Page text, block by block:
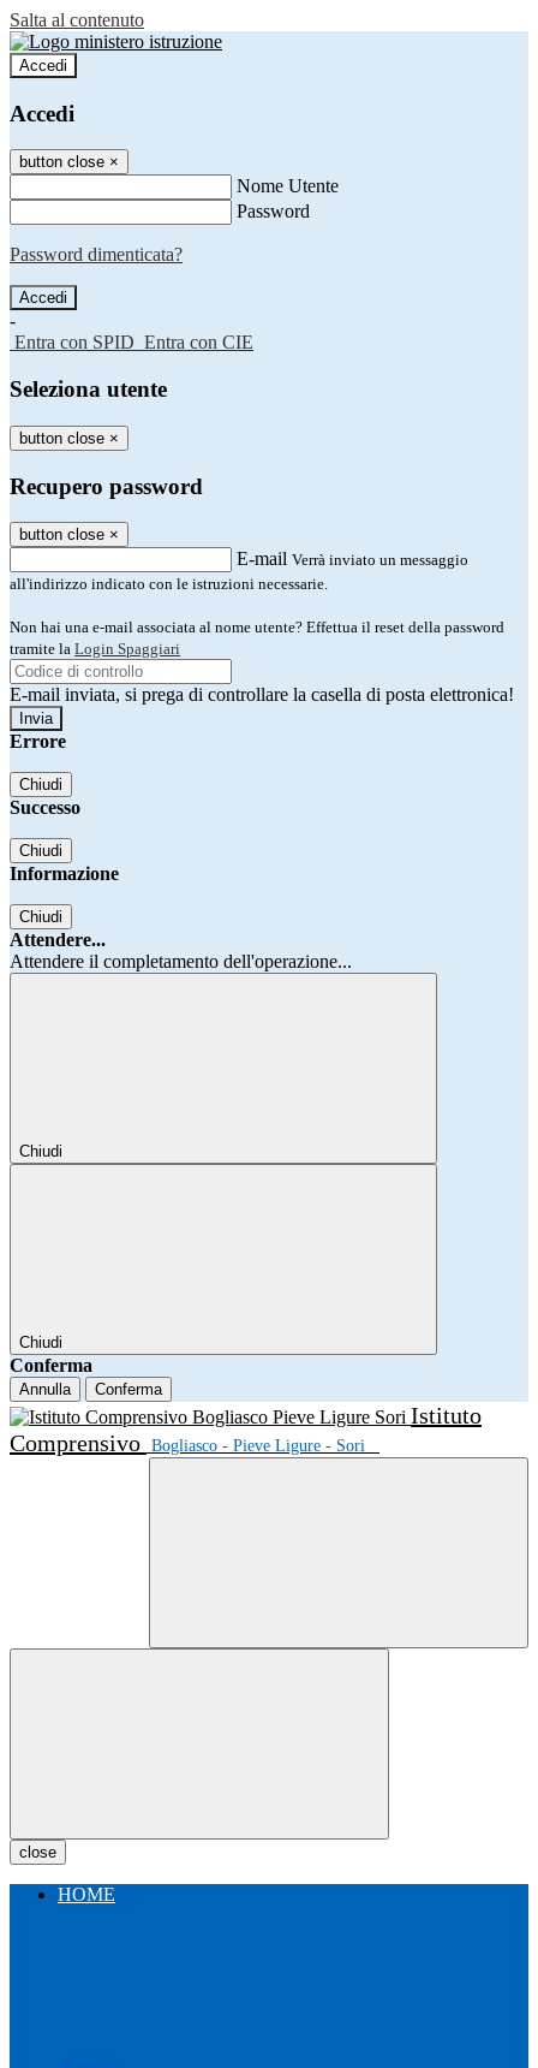
Salta al contenuto
Accedi
Accedi
button close ×
Nome Utente
Password
Password dimenticata?
-
Entra con SPID Entra con CIE
Seleziona utente
button close ×
Recupero password
button close ×
E-mail Verrà inviato un messaggio
all'indirizzo indicato con le istruzioni necessarie.
Non hai una e-mail associata al nome utente? Effettua il reset della password
tramite la Login Spaggiari
E-mail inviata, si prega di controllare la casella di posta elettronica!
Errore
Chiudi
Successo
Chiudi
Informazione
Chiudi
Attendere...
Attendere il completamento dell'operazione...
Chiudi
Chiudi
Conferma
Annulla Conferma
Istituto
Comprensivo Bogliasco - Pieve Ligure - Sori
close
HOME